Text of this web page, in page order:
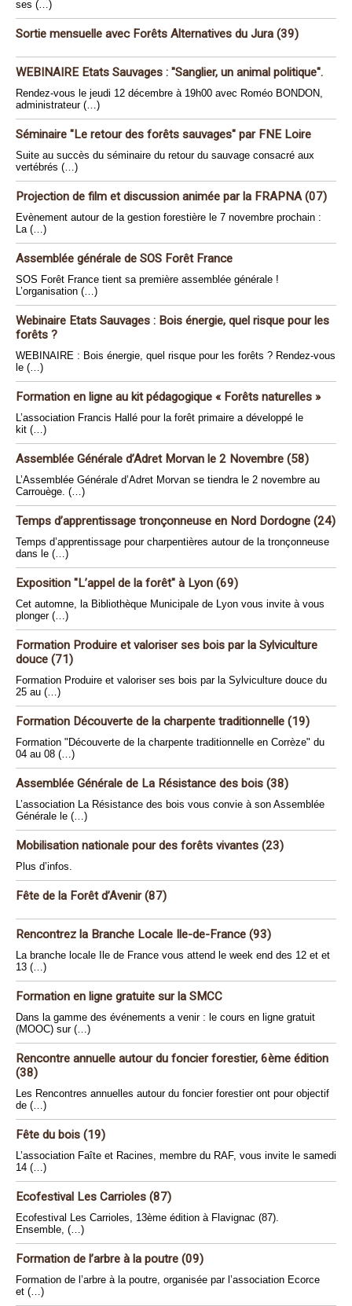
ses (…)
Sortie mensuelle avec Forêts Alternatives du Jura (39)
WEBINAIRE Etats Sauvages : "Sanglier, un animal politique".
Rendez-vous le jeudi 12 décembre à 19h00 avec Roméo BONDON,
administrateur (…)
Séminaire "Le retour des forêts sauvages" par FNE Loire
Suite au succès du séminaire du retour du sauvage consacré aux
vertébrés (…)
Projection de film et discussion animée par la FRAPNA (07)
Evènement autour de la gestion forestière le 7 novembre prochain :
La (…)
Assemblée générale de SOS Forêt France
SOS Forêt France tient sa première assemblée générale !
L’organisation (…)
Webinaire Etats Sauvages : Bois énergie, quel risque pour les
forêts ?
WEBINAIRE : Bois énergie, quel risque pour les forêts ? Rendez-vous
le (…)
Formation en ligne au kit pédagogique « Forêts naturelles »
L’association Francis Hallé pour la forêt primaire a développé le
kit (…)
Assemblée Générale d’Adret Morvan le 2 Novembre (58)
L’Assemblée Générale d’Adret Morvan se tiendra le 2 novembre au
Carrouège. (…)
Temps d’apprentissage tronçonneuse en Nord Dordogne (24)
Temps d’apprentissage pour charpentières autour de la tronçonneuse
dans le (…)
Exposition "L’appel de la forêt" à Lyon (69)
Cet automne, la Bibliothèque Municipale de Lyon vous invite à vous
plonger (…)
Formation Produire et valoriser ses bois par la Sylviculture
douce (71)
Formation Produire et valoriser ses bois par la Sylviculture douce du
25 au (…)
Formation Découverte de la charpente traditionnelle (19)
Formation "Découverte de la charpente traditionnelle en Corrèze" du
04 au 08 (…)
Assemblée Générale de La Résistance des bois (38)
L’association La Résistance des bois vous convie à son Assemblée
Générale le (…)
Mobilisation nationale pour des forêts vivantes (23)
Plus d’infos.
Fête de la Forêt d’Avenir (87)
Rencontrez la Branche Locale Ile-de-France (93)
La branche locale Ile de France vous attend le week end des 12 et et
13 (…)
Formation en ligne gratuite sur la SMCC
Dans la gamme des événements a venir : le cours en ligne gratuit
(MOOC) sur (…)
Rencontre annuelle autour du foncier forestier, 6ème édition
(38)
Les Rencontres annuelles autour du foncier forestier ont pour objectif
de (…)
Fête du bois (19)
L’association Faîte et Racines, membre du RAF, vous invite le samedi
14 (…)
Ecofestival Les Carrioles (87)
Ecofestival Les Carrioles, 13ème édition à Flavignac (87).
Ensemble, (…)
Formation de l’arbre à la poutre (09)
Formation de l’arbre à la poutre, organisée par l’association Ecorce
et (…)